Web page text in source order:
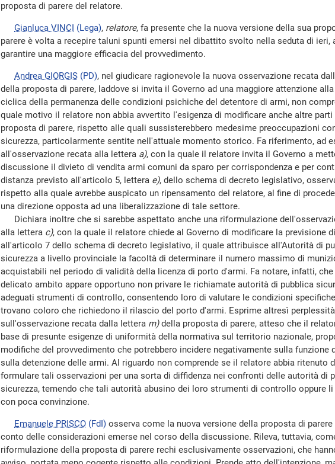
proposta di parere del relatore.
Gianluca VINCI (Lega), relatore, fa presente che la nuova versione della sua
parere è volta a recepire taluni spunti emersi nel dibattito svolto nella seduta di ieri,
garantire una maggiore efficacia del provvedimento.
Andrea GIORGIS (PD), nel giudicare ragionevole la nuova osservazione recata
della proposta di parere, laddove si invita il Governo ad una maggiore attenzione
ciclica della permanenza delle condizioni psichiche del detentore di armi, non
quale motivo il relatore non abbia avvertito l'esigenza di modificare anche altre parti
proposta di parere, rispetto alle quali sussisterebbero medesime preoccupazioni
sicurezza, particolarmente sentite nell'attuale momento storico. Fa riferimento, ad
all'osservazione recata alla lettera a), con la quale il relatore invita il Governo a
discussione il divieto di vendita armi comuni da sparo per corrispondenza e per
distanza previsto all'articolo 5, lettera e), dello schema di decreto legislativo,
rispetto alla quale avrebbe auspicato un ripensamento del relatore, al fine di
una direzione opposta ad una liberalizzazione di tale settore.
Dichiara inoltre che si sarebbe aspettato anche una riformulazione
alla lettera c), con la quale il relatore chiede al Governo di modificare la previsione
all'articolo 7 dello schema di decreto legislativo, il quale attribuisce all'Autorità di
sicurezza a livello provinciale la facoltà di determinare il numero massimo di
acquistabili nel periodo di validità della licenza di porto d'armi. Fa notare, infatti,
delicato ambito appare opportuno non privare le richiamate autorità di pubblica
adeguati strumenti di controllo, consentendo loro di valutare le condizioni
trovano coloro che richiedono il rilascio del porto d'armi. Esprime altresì perplessità
sull'osservazione recata dalla lettera m)della proposta di parere, atteso che il
base di presunte esigenze di uniformità della normativa sul territorio nazionale,
modifiche del provvedimento che potrebbero incidere negativamente sulla funzione
sulla detenzione delle armi. Al riguardo non comprende se il relatore abbia ritenuto
formulare tali osservazioni per una sorta di diffidenza nei confronti delle autorità di
sicurezza, temendo che tali autorità abusino dei loro strumenti di controllo oppure
con poca convinzione.
Emanuele PRISCO (FdI) osserva come la nuova versione della proposta di parere
conto delle considerazioni emerse nel corso della discussione. Rileva, tuttavia,
riformulazione della proposta di parere rechi esclusivamente osservazioni, che